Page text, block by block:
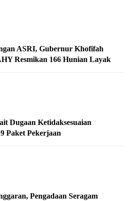
ASRI, Gubernur Khofifah
Resmikan 166 Hunian Layak
Dugaan Ketidaksesuaian
Paket Pekerjaan
Pengadaan Seragam